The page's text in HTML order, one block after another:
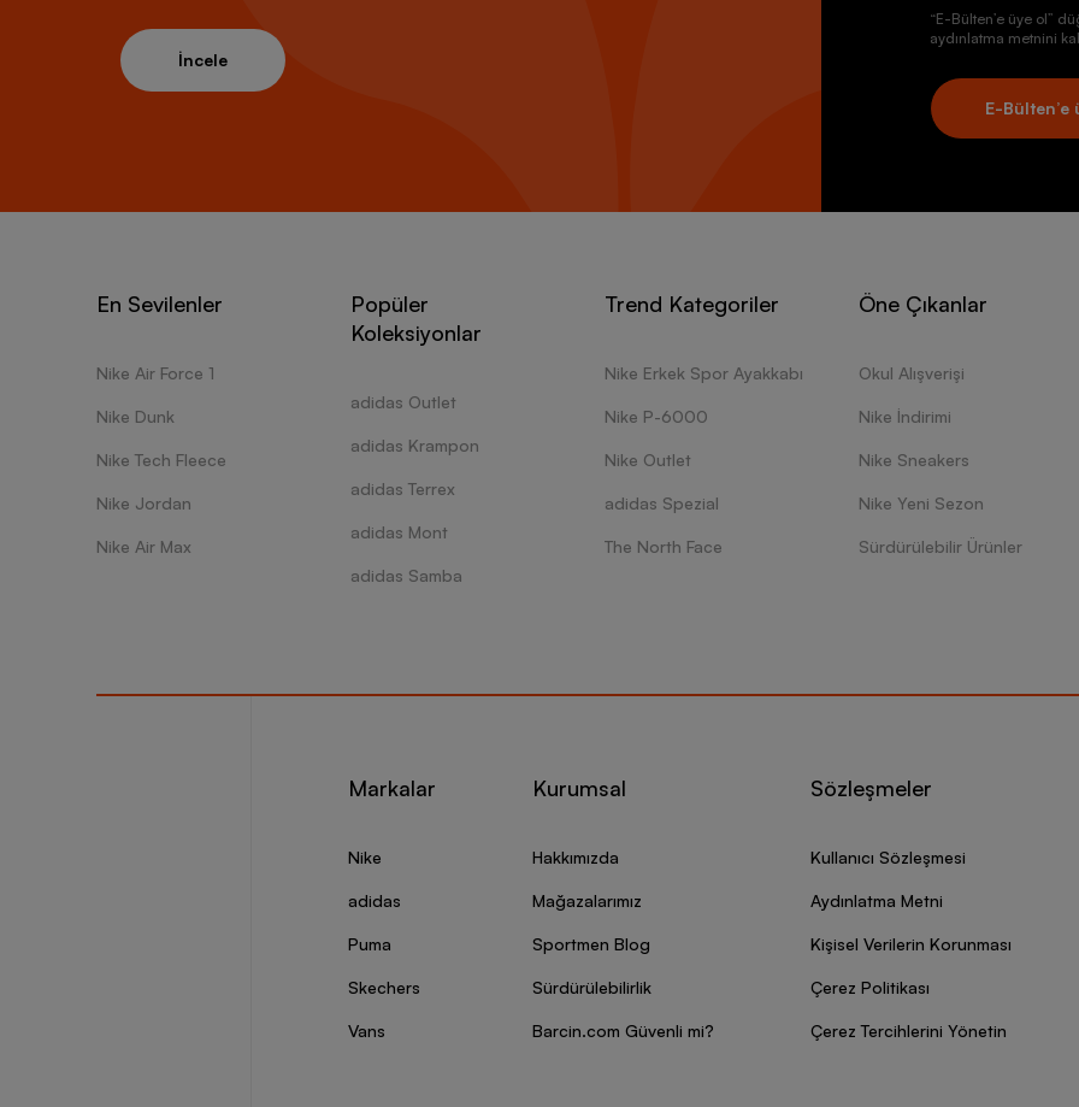
İncele
“E-Bülten’e üye ol”
aydınlatma metnini
E-Bülten’e
En Sevilenler
Nike Air Force 1
Nike Dunk
Nike Tech Fleece
Nike Jordan
Nike Air Max
Popüler
Koleksiyonlar
adidas Outlet
adidas Krampon
adidas Terrex
adidas Mont
adidas Samba
Trend Kategoriler
Nike Erkek Spor Ayakkabı
Nike P-6000
Nike Outlet
adidas Spezial
The North Face
Öne Çıkanlar
Okul Alışverişi
Nike İndirimi
Nike Sneakers
Nike Yeni Sezon
Sürdürülebilir Ürünler
Markalar
Nike
adidas
Puma
Skechers
Vans
Kurumsal
Hakkımızda
Mağazalarımız
Sportmen Blog
Sürdürülebilirlik
Barcin.com Güvenli mi?
Sözleşmeler
Kullanıcı Sözleşmesi
Aydınlatma Metni
Kişisel Verilerin Korunması
Çerez Politikası
Çerez Tercihlerini Yönetin